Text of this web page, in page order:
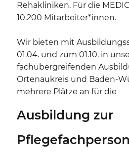
Rehakliniken. Für die
10.200 Mitarbeiter*innen.
Wir bieten mit
01.04. und zum 01.10. in
fachübergreifenden
Ortenaukreis und Baden-
mehrere Plätze an für die
Ausbildung zur